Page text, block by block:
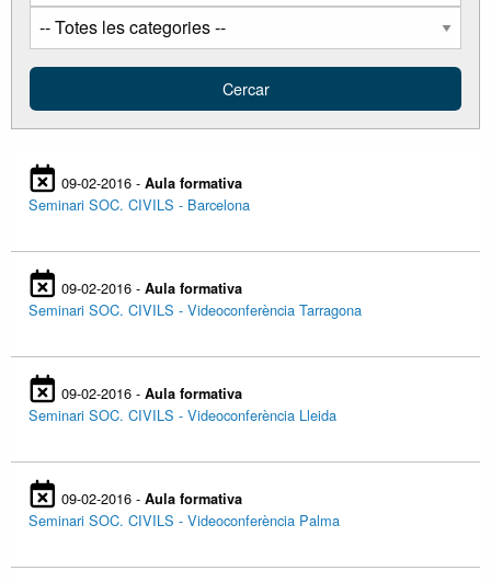
09-02-2016 - Aula formativa
Seminari SOC. CIVILS - Barcelona
09-02-2016 - Aula formativa
Seminari SOC. CIVILS - Videoconferència Tarragona
09-02-2016 - Aula formativa
Seminari SOC. CIVILS - Videoconferència Lleida
09-02-2016 - Aula formativa
Seminari SOC. CIVILS - Videoconferència Palma